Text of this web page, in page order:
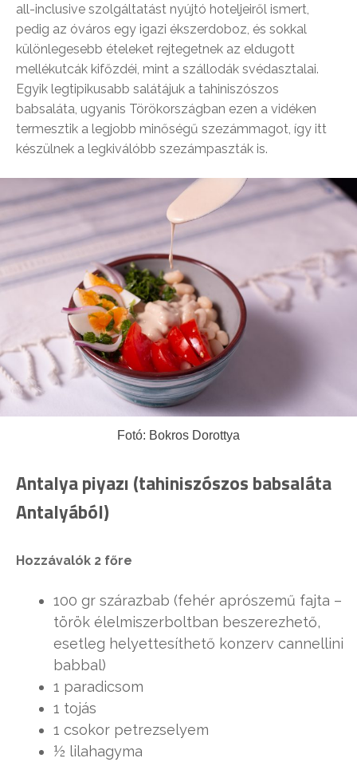
all-inclusive szolgáltatást nyújtó hoteljeiről ismert,
pedig az óváros egy igazi ékszerdoboz, és sokkal
különlegesebb ételeket rejtegetnek az eldugott
mellékutcák kifőzdéi, mint a szállodák svédasztalai.
Egyik legtipikusabb salátájuk a tahiniszószos
babsaláta, ugyanis Törökországban ezen a vidéken
termesztik a legjobb minőségű szezámmagot, így itt
készülnek a legkiválóbb szezámpaszták is.
Fotó: Bokros Dorottya
Antalya piyazı (tahiniszószos babsaláta
Antalyából)
Hozzávalók 2 főre
100 gr szárazbab (fehér aprószemű fajta –
török élelmiszerboltban beszerezhető,
esetleg helyettesíthető konzerv cannellini
babbal)
1 paradicsom
1 tojás
1 csokor petrezselyem
½ lilahagyma